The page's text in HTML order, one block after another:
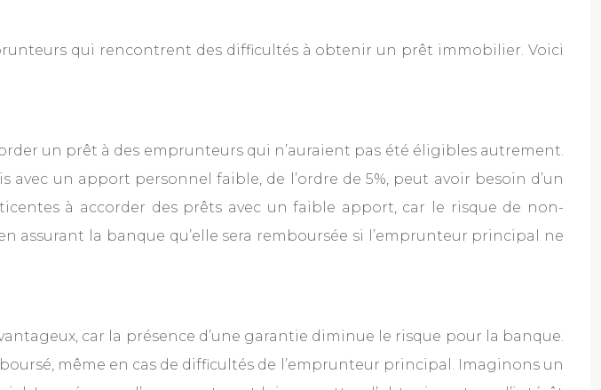
qui rencontrent des difficultés à obtenir un prêt immobilier. Voici
un prêt à des emprunteurs qui n’auraient pas été éligibles autrement.
un apport personnel faible, de l’ordre de 5%, peut avoir besoin d’un
à accorder des prêts avec un faible apport, car le risque de non-
la banque qu’elle sera remboursée si l’emprunteur principal ne
car la présence d’une garantie diminue le risque pour la banque.
même en cas de difficultés de l’emprunteur principal. Imaginons un